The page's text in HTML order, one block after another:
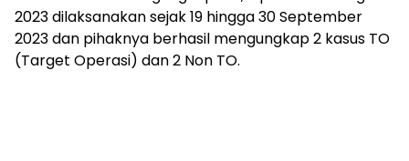
2023 dilaksanakan sejak 19 hingga 30 September
2023 dan pihaknya berhasil mengungkap 2 kasus TO
(Target Operasi) dan 2 Non TO.